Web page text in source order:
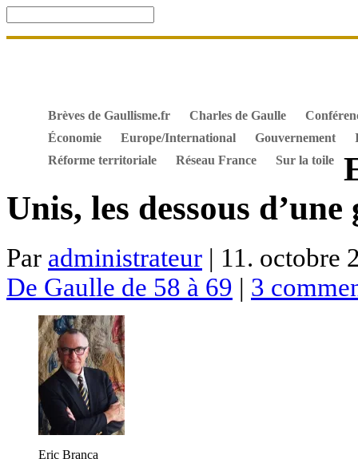
Brèves de Gaullisme.fr
Charles de Gaulle
Économie
Europe/International Gouvernement
Réforme territoriale
Réseau France Sur la toile
Unis, les dessous
Par administrateur | 11. octobre
De Gaulle de 58 à 69 | 3
Eric Branca